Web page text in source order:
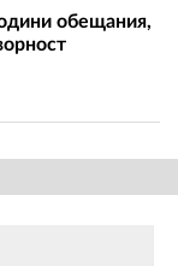
обещания,